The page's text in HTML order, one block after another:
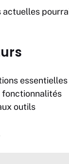
essentielles
fonctionnalités
outils